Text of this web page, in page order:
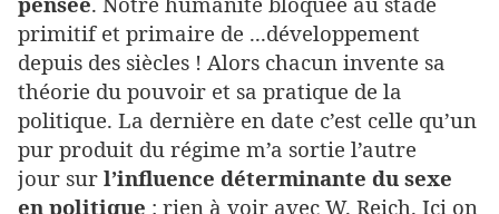
primitif et primaire de ...développement
depuis des siècles ! Alors chacun invente sa
théorie du pouvoir et sa pratique de la
politique. La dernière en date c’est celle qu’un
pur produit du régime m’a sortie l’autre
jour sur l’influence déterminante du sexe
en politique : rien à voir avec W. Reich. Ici on